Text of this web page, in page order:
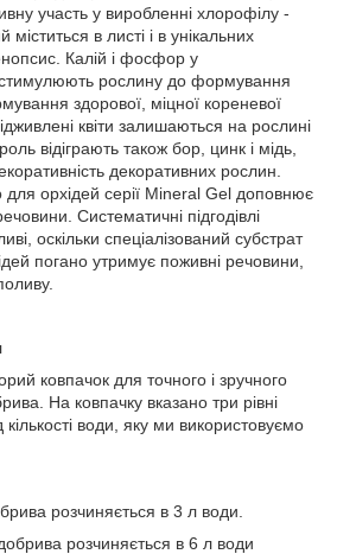
участь у виробленні хлорофілу -
міститься в листі і в унікальних
Калій і фосфор у
рослину до формування
здорової, міцної кореневої
квіти залишаються на рослині
відіграють також бор, цинк і мідь,
декоративних рослин.
орхідей серії Mineral Gel доповнює
Систематичні підгодівлі
оскільки спеціалізований субстрат
погано утримує поживні речовини,
ковпачок для точного і зручного
На ковпачку вказано три рівні
води, яку ми використовуємо
розчиняється в 3 л води.
розчиняється в 6 л води